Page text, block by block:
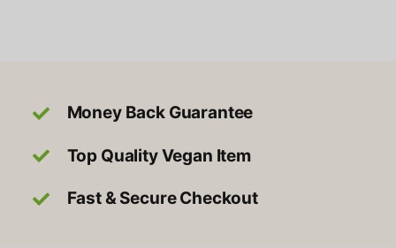
手
数
Money Back Guarantee
Top Quality Vegan Item
Fast & Secure Checkout